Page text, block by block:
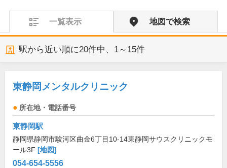
一覧表示 地図で検索
駅から近い順に20件中、 1～15件
東静岡メンタルクリニック
所在地・電話番号
東静岡駅
静岡県静岡市駿河区曲金6丁目10-14東静岡サウスクリニックモ
ール3F [地図]
054-654-5556